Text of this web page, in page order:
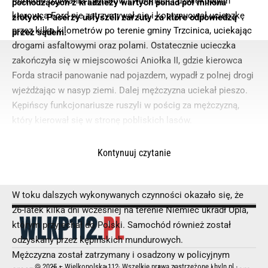
kierowca Ford nie zatrzymywał się i kontynuował ucieczkę
przez kilka kilometrów po terenie gminy Trzcinica, uciekając
drogami asfaltowymi oraz polami. Ostatecznie ucieczka
zakończyła się w miejscowości Aniołka II, gdzie kierowca
Forda stracił panowanie nad pojazdem, wypadł z polnej drogi
wjeżdżając w nasyp ziemi. Dalej mężczyzna uciekał pieszo.
Kępińscy funkcjonariusze ruszyli w pościg za mężczyzną,
który kierował się w stronę pobliskich lasów.
zatrzymany i obezwładniony. To 26 – letni mieszkaniec
W toku dalszych wykonywanych czynności okazało się, że
26-latek kilka dni wcześniej na terenie Niemiec ukradł Opla,
którym przyjechał do Polski. Samochód również został
odzyskany przez kępińskich mundurowych.
Mężczyzna został zatrzymany i osadzony w policyjnym
złotych. Paserzy usłyszeli zarzuty za które odpowiedzą
przez sądem.
Kontynuuj czytanie